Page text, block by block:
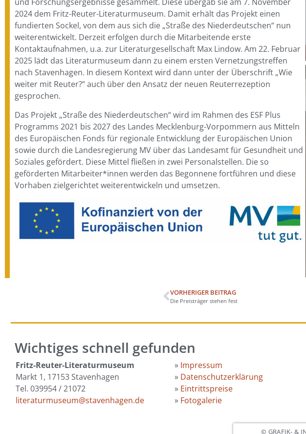
2024 dem Fritz-Reuter-Literaturmuseum. Damit erhält das Projekt einen
fundierten Sockel, von dem aus sich die „Straße des Niederdeutschen“ nun
weiterentwickelt. Derzeit erfolgen durch die Mitarbeitende erste
Kontaktaufnahmen, u.a. zur Literaturgesellschaft Max Lindow. Am 22. Februar
2025 lädt das Literaturmuseum dann zu einem ersten Vernetzungstreffen
nach Stavenhagen. In diesem Kontext wird dann unter der Überschrift „Wie
weiter mit Reuter?“ auch über den Ansatz der neuen Reuterrezeption
gesprochen.
Das Projekt „Straße des Niederdeutschen“ wird im Rahmen des ESF Plus
Programms 2021 bis 2027 des Landes Mecklenburg-Vorpommern aus Mitteln
des Europäischen Fonds für regionale Entwicklung der Europäischen Union
sowie durch die Landesregierung MV über das Landesamt für Gesundheit und
Soziales gefördert. Diese Mittel fließen in zwei Personalstellen. Die so
geförderten Mitarbeiter*innen werden das Begonnene fortführen und diese
Vorhaben zielgerichtet weiterentwickeln und umsetzen.
VORHERIGER BEITRAG
Die Preisträger stehen fest
Wichtiges schnell gefunden
Fritz-Reuter-Literaturmuseum
Markt 1, 17153 Stavenhagen
Tel. 039954 / 21072
literaturmuseum@stavenhagen.de
» Impressum
» Datenschutzerklärung
» Eintrittspreise
» Fotogalerie
© GRAFIK- &